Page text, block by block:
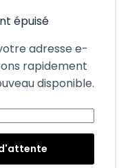
épuisé
adresse e-
rapidement
disponible.